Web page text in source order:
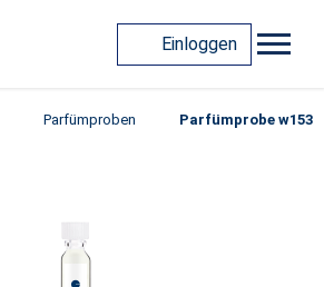
Einloggen
Parfümproben Parfümprobe w153